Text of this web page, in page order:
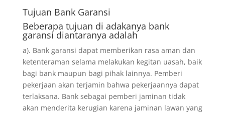
Tujuan Bank Garansi
Beberapa tujuan di adakanya bank
garansi diantaranya adalah
a). Bank garansi dapat memberikan rasa aman dan
ketenteraman selama melakukan kegitan uasah, baik
bagi bank maupun bagi pihak lainnya. Pemberi
pekerjaan akan terjamin bahwa pekerjaannya dapat
terlaksana. Bank sebagai pemberi jaminan tidak
akan menderita kerugian karena jaminan lawan yang